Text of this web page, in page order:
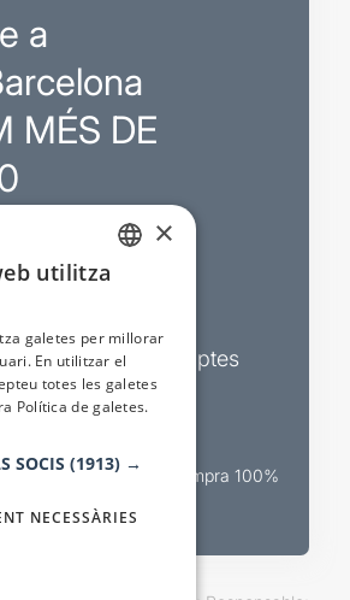
a
MÉS DE
i descomptes
de venda teatral Compra 100%
×
utilitza
galetes per millorar
En utilitzar el
totes les galetes
Política de galetes.
SOCIS (1913) →
NECESSÀRIES